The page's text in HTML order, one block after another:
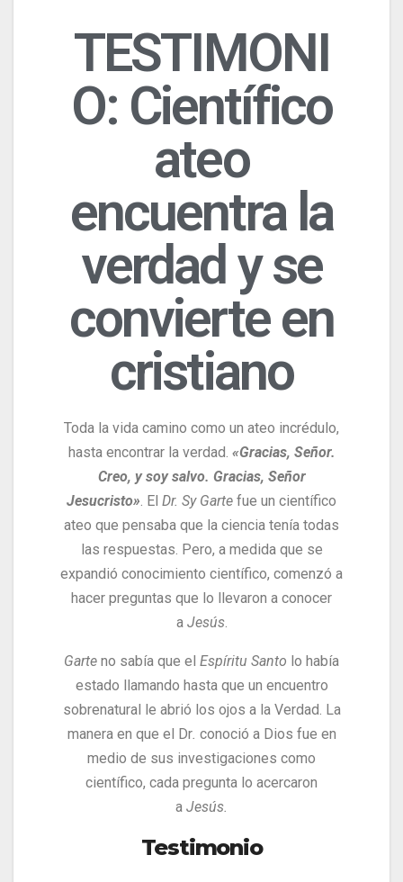
TESTIMONI
O: Científico
ateo
encuentra la
verdad y se
convierte en
cristiano
Toda la vida camino como un ateo incrédulo,
hasta encontrar la verdad. «Gracias, Señor.
Creo, y soy salvo. Gracias, Señor
Jesucristo». El Dr. Sy Garte fue un científico
ateo que pensaba que la ciencia tenía todas
las respuestas. Pero, a medida que se
expandió conocimiento científico, comenzó a
hacer preguntas que lo llevaron a conocer
aJesús.
Garte no sabía que el Espíritu Santo lo había
estado llamando hasta que un encuentro
sobrenatural le abrió los ojos a la Verdad. La
manera en que el Dr. conoció a Dios fue en
medio de sus investigaciones como
científico, cada pregunta lo acercaron
a Jesús.
Testimonio